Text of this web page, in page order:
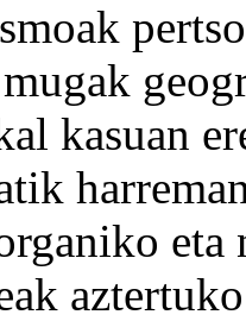
mugak
kasuan
eta